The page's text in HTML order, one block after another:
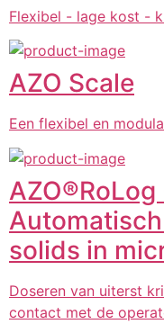
Flexibel - lage kost -
AZO Scale
Een flexibel en
solids in
Doseren van uiterst
contact met de